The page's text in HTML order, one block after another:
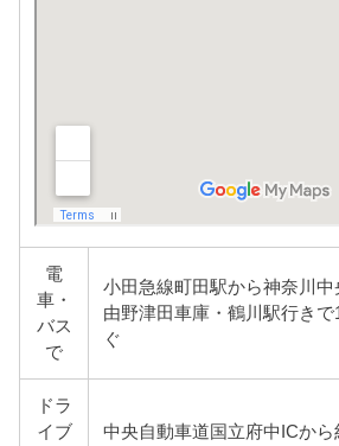
電
車・
バス
で
小田急線町田駅から神奈川
由野津田車庫・鶴川駅行き
ぐ
ドラ
イブ
中央自動車道国立府中ICから